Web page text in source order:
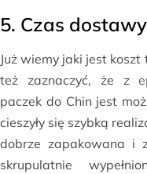
5. Czas
Już wiemy jaki jest
też zaznaczyć, że z
paczek do Chin jest
cieszyły się szybką
dobrze zapakowana i
skrupulatnie